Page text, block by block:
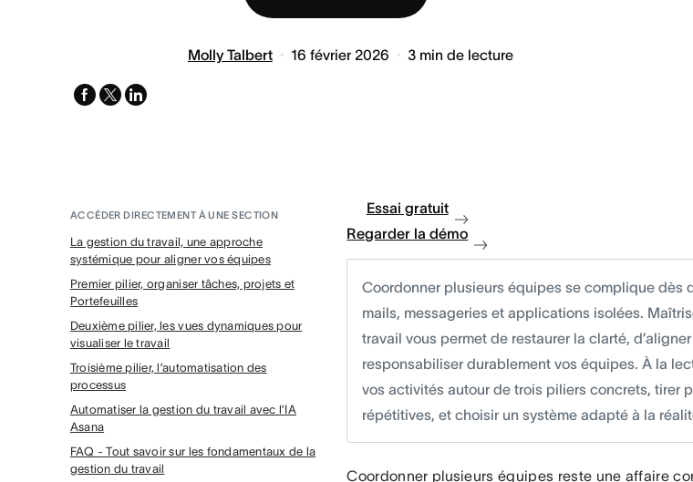
Molly Talbert 16 février 2026 3 min de lecture
facebook
x-
linkedin
ACCÉDER DIRECTEMENT À UNE SECTION
La gestion du travail, une approche
systémique pour aligner vos équipes
Premier pilier, organiser tâches, projets et
Portefeuilles
Deuxième pilier, les vues dynamiques pour
visualiser le travail
Troisième pilier, l’automatisation des
processus
Automatiser la gestion du travail avec l’IA
Asana
FAQ - Tout savoir sur les fondamentaux de la
gestion du travail
Essai gratuit
Regarder la démo
Coordonner plusieurs équipes se complique dès
mails, messageries et applications isolées.
travail vous permet de restaurer la clarté,
responsabiliser durablement vos équipes. À la
vos activités autour de trois piliers concrets, tirer
répétitives, et choisir un système adapté à la
Coordonner plusieurs équipes reste une affaire